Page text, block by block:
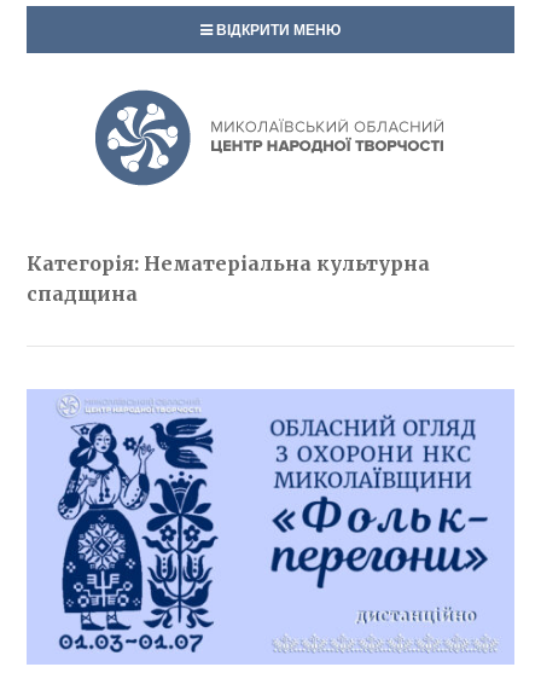
ВІДКРИТИ МЕНЮ
Категорія: Нематеріальна культурна
спадщина